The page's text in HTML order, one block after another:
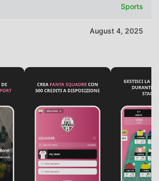
Sports
August 4, 2025